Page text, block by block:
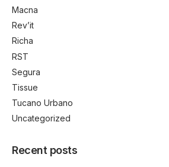
Macna
Rev’it
Richa
RST
Segura
Tissue
Tucano Urbano
Uncategorized
Recent posts